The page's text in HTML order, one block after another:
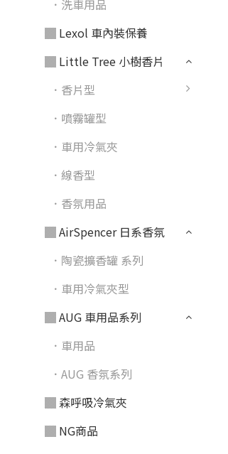
．洗車用品
▓ Lexol 車內裝保養
▓ Little Tree 小樹香片
．香片型
．噴霧罐型
．車用冷氣夾
．線香型
．香氛用品
▓ AirSpencer 日系香氛
．陶瓷擴香罐 系列
．車用冷氣夾型
▓ AUG 車用品系列
．車用品
．AUG 香氛系列
▓ 森呼吸冷氣夾
▓ NG商品